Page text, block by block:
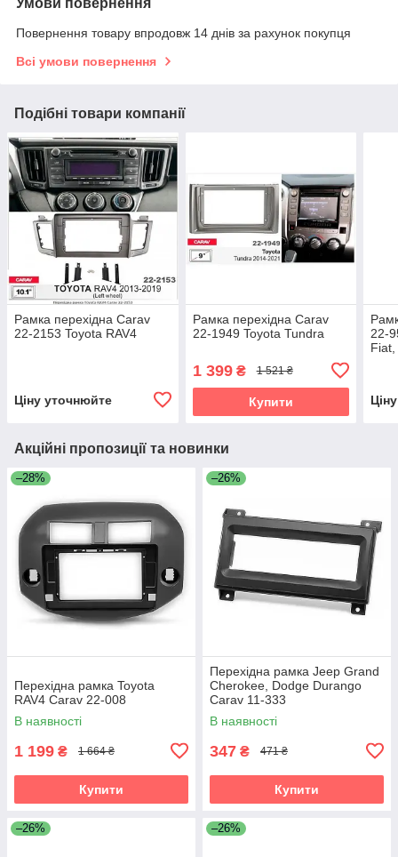
Умови повернення
Повернення товару впродовж 14 днів за рахунок покупця
Всі умови повернення
Подібні товари компанії
Рамка перехідна Carav
22-2153 Toyota RAV4
Ціну уточнюйте
Рамка перехідна Carav
22-1949 Toyota Tundra
1 399₴ 1 521 ₴
Купити
22-
Fiat,
Акційні пропозиції та новинки
–28%
Перехідна рамка Toyota
RAV4 Carav 22-008
В наявності
1 199 ₴ 1 664 ₴
Купити
–26%
Перехідна рамка Jeep Grand
Cherokee, Dodge Durango
Carav 11-333
В наявності
347 ₴ 471 ₴
Купити
–26% –26%